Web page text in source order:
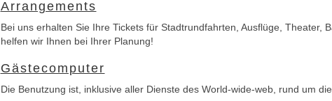
Arrangements
Bei uns erhalten Sie Ihre Tickets für Stadtrundfahrten, Ausflüge, Theater,
helfen wir Ihnen bei Ihrer Planung!
Gästecomputer
Die Benutzung ist, inklusive aller Dienste des World-wide-web, rund um